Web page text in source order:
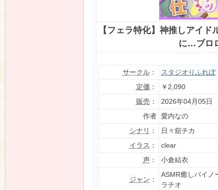
【フェラ特化】神推しアイ
に…ブロ
サークル：
スタジオりふれぼ
定価 ：
￥2,090
販売 ：
2026年04月05日
作者 愛内なの
シナリ ：
日々舘チカ
イラス ：
clear
声： 小倉結衣
ジャン ：
ASMR癒しバイノ
ラチオ